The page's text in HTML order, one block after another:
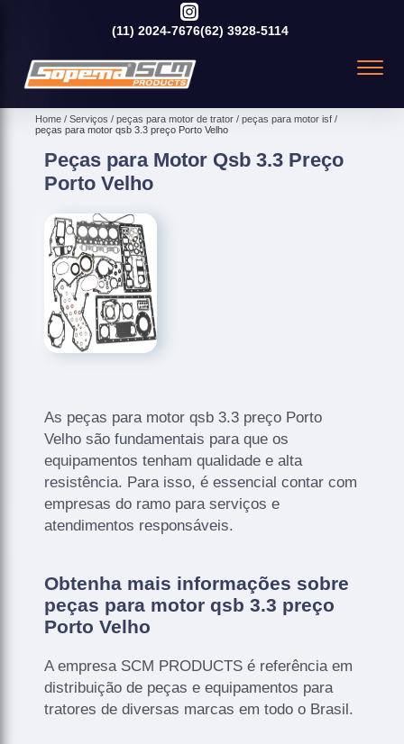
(11) 2024-7676(62) 3928-5114
Home Serviços peças para motor de trator
peças para motor isf
peças para motor qsb 3.3 preço Porto Velho
Peças para Motor Qsb 3.3 Preço
Porto Velho
As peças para motor qsb 3.3 preço Porto
Velho são fundamentais para que os
equipamentos tenham qualidade e alta
resistência. Para isso, é essencial contar com
empresas do ramo para serviços e
atendimentos responsáveis.
Obtenha mais informações sobre
peças para motor qsb 3.3 preço
Porto Velho
A empresa SCM PRODUCTS é referência em
distribuição de peças e equipamentos para
tratores de diversas marcas em todo o Brasil.